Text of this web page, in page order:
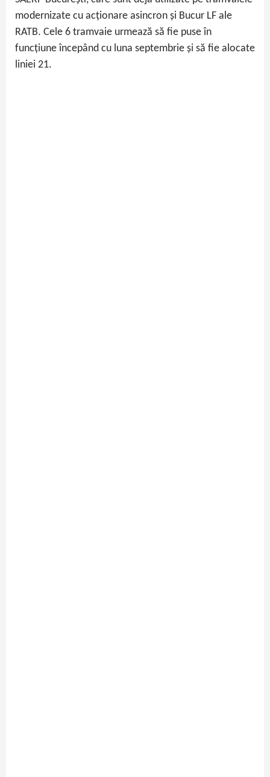
modernizate cu acționare asincron și Bucur LF ale
RATB. Cele 6 tramvaie urmează să fie puse în
funcțiune începând cu luna septembrie și să fie alocate
liniei 21.